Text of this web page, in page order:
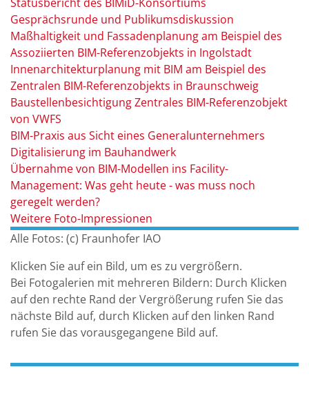
Gesprächsrunde und Publikumsdiskussion
Maßhaltigkeit und Fassadenplanung am Beispiel des
Assoziierten BIM-Referenzobjekts in Ingolstadt
Innenarchitekturplanung mit BIM am Beispiel des
Zentralen BIM-Referenzobjekts in Braunschweig
Baustellenbesichtigung Zentrales BIM-Referenzobjekt
von VWFS
BIM-Praxis aus Sicht eines Generalunternehmers
Digitalisierung im Bauhandwerk
Übernahme von BIM-Modellen ins Facility-
Management: Was geht heute - was muss noch
geregelt werden?
Weitere Foto-Impressionen
Alle Fotos: (c) Fraunhofer IAO
Klicken Sie auf ein Bild, um es zu vergrößern.
Bei Fotogalerien mit mehreren Bildern: Durch Klicken
auf den rechte Rand der Vergrößerung rufen Sie das
nächste Bild auf, durch Klicken auf den linken Rand
rufen Sie das vorausgegangene Bild auf.